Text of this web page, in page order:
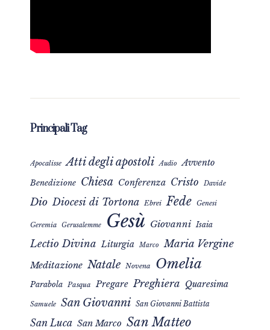
Principali Tag
Apocalisse Atti degli apostoli Audio Avvento
Benedizione Chiesa Conferenza Cristo Davide
Dio Diocesi di Tortona Ebrei Fede Genesi
Geremia Gerusalemme Gesù Giovanni Isaia
Lectio Divina Liturgia Marco Maria Vergine
Meditazione Natale Novena Omelia
Parabola Pasqua Pregare Preghiera Quaresima
Samuele San Giovanni San Giovanni Battista
San Luca San Marco San Matteo